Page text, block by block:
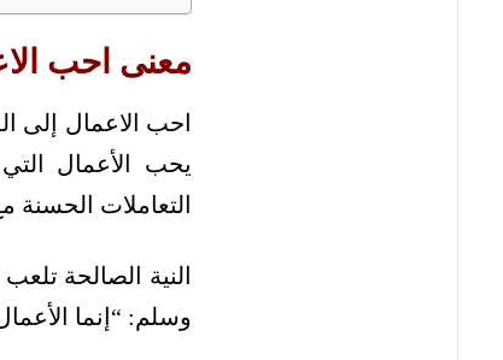
معنى احب
احب الاعمال إلى
يحب الأعمال
التعاملات الحسنة
النية الصالحة
وسلم: “إنما